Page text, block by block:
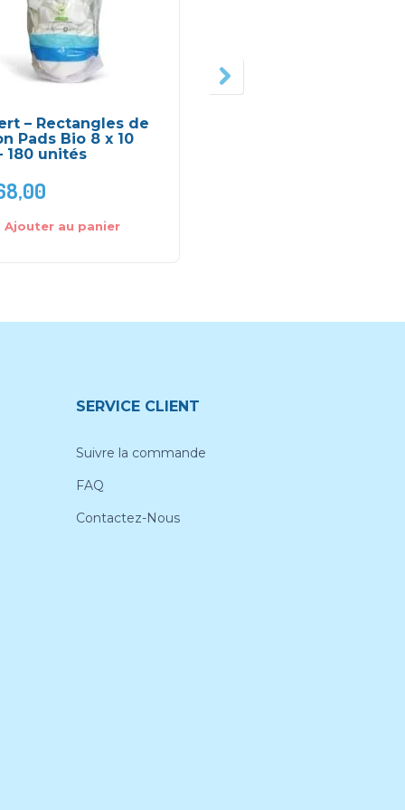
– Rectangles de
Pads Bio 8 x 10
180 unités
Ajouter au panier
SERVICE CLIENT
Suivre la commande
FAQ
Contactez-Nous